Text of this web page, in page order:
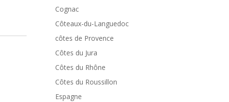
Cognac
Côteaux-du-Languedoc
côtes de Provence
Côtes du Jura
Côtes du Rhône
Côtes du Roussillon
Espagne